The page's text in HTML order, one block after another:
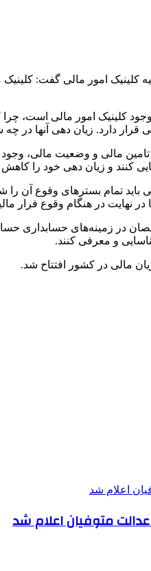
کلینیک امور مالی گفت:
کلینیک امور مالی است،
قرار دارد. زیان دهی آنها
تامین مالی و وضعیت مالی،
کنند و زیان دهی خود را کاهش
باید تمام بسترهای وقوع
در نهایت در هنگام وقوع فرار
در زمینه‌های
و معرفی کنند.
مالی در کشور افتتاح شد.
متوفیان اعلام شد